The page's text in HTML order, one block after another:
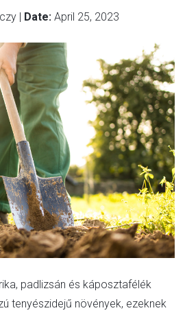
| Date: April 25, 2023
padlizsán és káposztafélék
tenyészidejű növények, ezeknek